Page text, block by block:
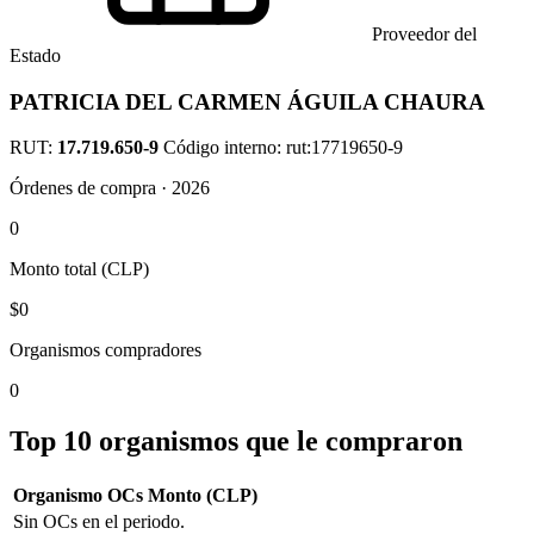
Proveedor del
Estado
PATRICIA DEL CARMEN ÁGUILA CHAURA
RUT: 17.719.650-9 Código interno: rut:17719650-9
Órdenes de compra · 2026
0
Monto total (CLP)
$0
Organismos compradores
0
Top 10 organismos que le compraron
Organismo OCs Monto (CLP)
Sin OCs en el periodo.